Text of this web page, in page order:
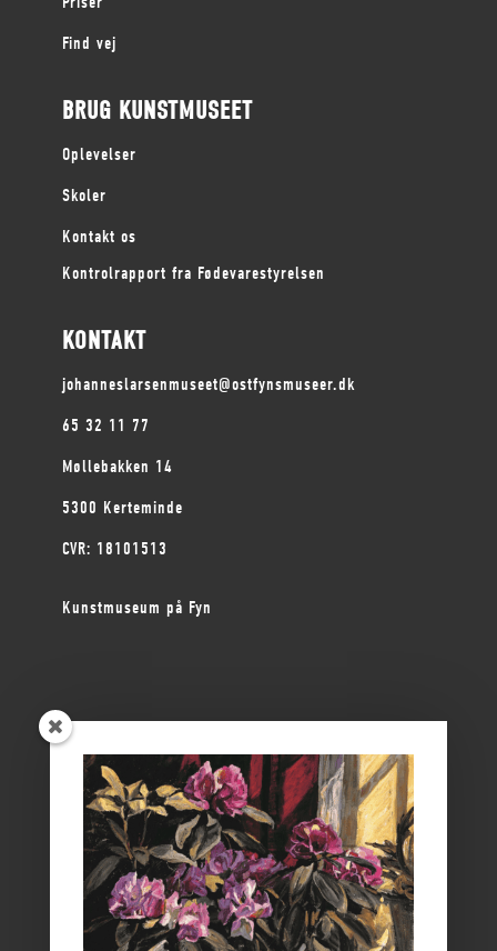
Find vej
BRUG KUNSTMUSEET
Oplevelser
Skoler
Kontakt os
Kontrolrapport fra Fødevarestyrelsen
KONTAKT
johanneslarsenmuseet@ostfynsmuseer.dk
65 32 11 77
Møllebakken 14
5300 Kerteminde
CVR: 18101513
Kunstmuseum på Fyn
ØSTFYNS MUSEER
Vikingemuseet Ladby
Nyborg Slot
Borgmestergården
Farvergården